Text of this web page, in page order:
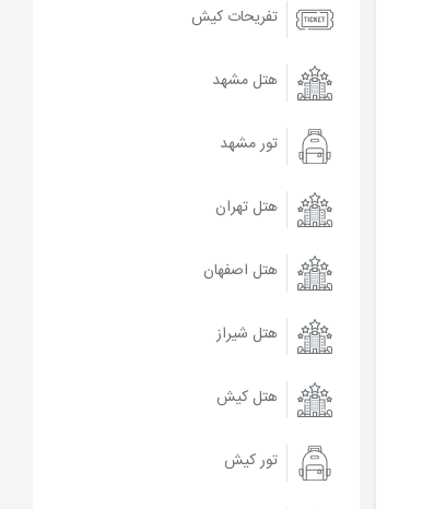
تفریحات کیش
هتل مشهد
تور مشهد
هتل تهران
هتل اصفهان
هتل شیراز
هتل کیش
تور کیش